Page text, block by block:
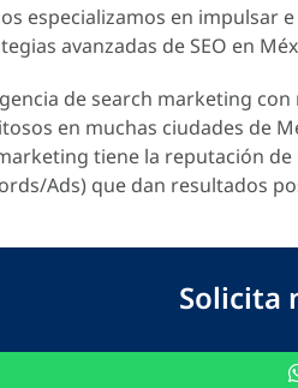
especializamos en
avanzadas de SEO en
de search marketing
en muchas ciudades de
tiene la reputación
Ads) que dan resultados
Solicita